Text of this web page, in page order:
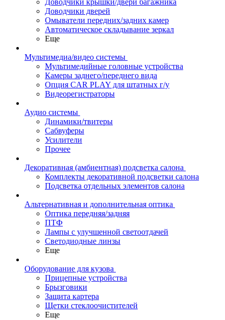
Доводчики крышки/двери багажника
Доводчики дверей
Омыватели передних/задних камер
Автоматическое складывание зеркал
Еще
Мультимедиа/видео системы
Мультимедийные головные устройства
Камеры заднего/переднего вида
Опция CAR PLAY для штатных г/у
Видеорегистраторы
Аудио системы
Динамики/твитеры
Сабвуферы
Усилители
Прочее
Декоративная (амбиентная) подсветка салона
Комплекты декоративной подсветки салона
Подсветка отдельных элементов салона
Альтернативная и дополнительная оптика
Оптика передняя/задняя
ПТФ
Лампы с улучшенной светоотдачей
Светодиодные линзы
Еще
Оборудование для кузова
Прицепные устройства
Брызговики
Защита картера
Щетки стеклоочистителей
Еще